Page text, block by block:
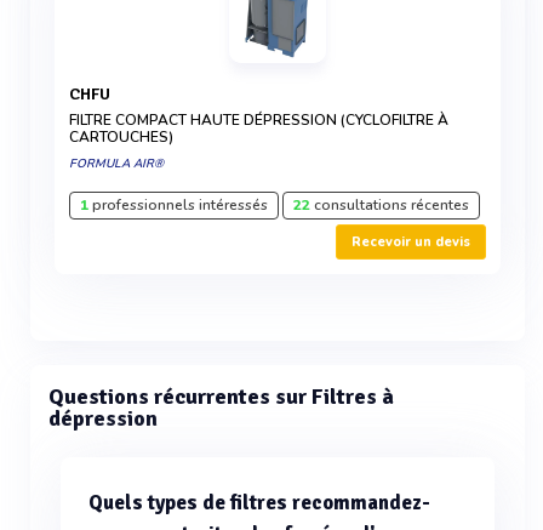
CHFU
FILTRE COMPACT HAUTE DÉPRESSION (CYCLOFILTRE À
CARTOUCHES)
FORMULA AIR®
1professionnels intéressés 22consultations récentes
Recevoir un devis
Questions récurrentes sur Filtres à
dépression
Quels types de filtres recommandez-